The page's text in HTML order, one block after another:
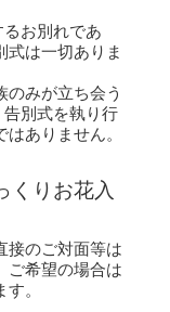
お別れであ
式は一切ありま
のみが立ち会う
別式を執り行
ありません。
くりお花入
接のご対面等は
ご希望の場合は
。